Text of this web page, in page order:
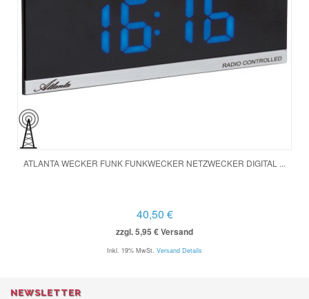
ATLANTA WECKER FUNK FUNKWECKER NETZWECKER DIGITAL ...
40,50 €
zzgl. 5,95 € Versand
Inkl. 19% MwSt. Versand Details
NEWSLETTER